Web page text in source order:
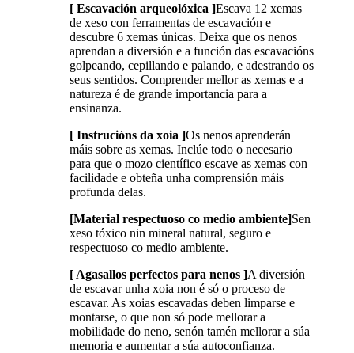
[ Escavación arqueolóxica ]Escava 12 xemas
de xeso con ferramentas de escavación e
descubre 6 xemas únicas. Deixa que os nenos
aprendan a diversión e a función das escavacións
golpeando, cepillando e palando, e adestrando os
seus sentidos. Comprender mellor as xemas e a
natureza é de grande importancia para a
ensinanza.
[ Instrucións da xoia ]Os nenos aprenderán
máis sobre as xemas. Inclúe todo o necesario
para que o mozo científico escave as xemas con
facilidade e obteña unha comprensión máis
profunda delas.
[Material respectuoso co medio ambiente]Sen
xeso tóxico nin mineral natural, seguro e
respectuoso co medio ambiente.
[ Agasallos perfectos para nenos ]A diversión
de escavar unha xoia non é só o proceso de
escavar. As xoias escavadas deben limparse e
montarse, o que non só pode mellorar a
mobilidade do neno, senón tamén mellorar a súa
memoria e aumentar a súa autoconfianza.